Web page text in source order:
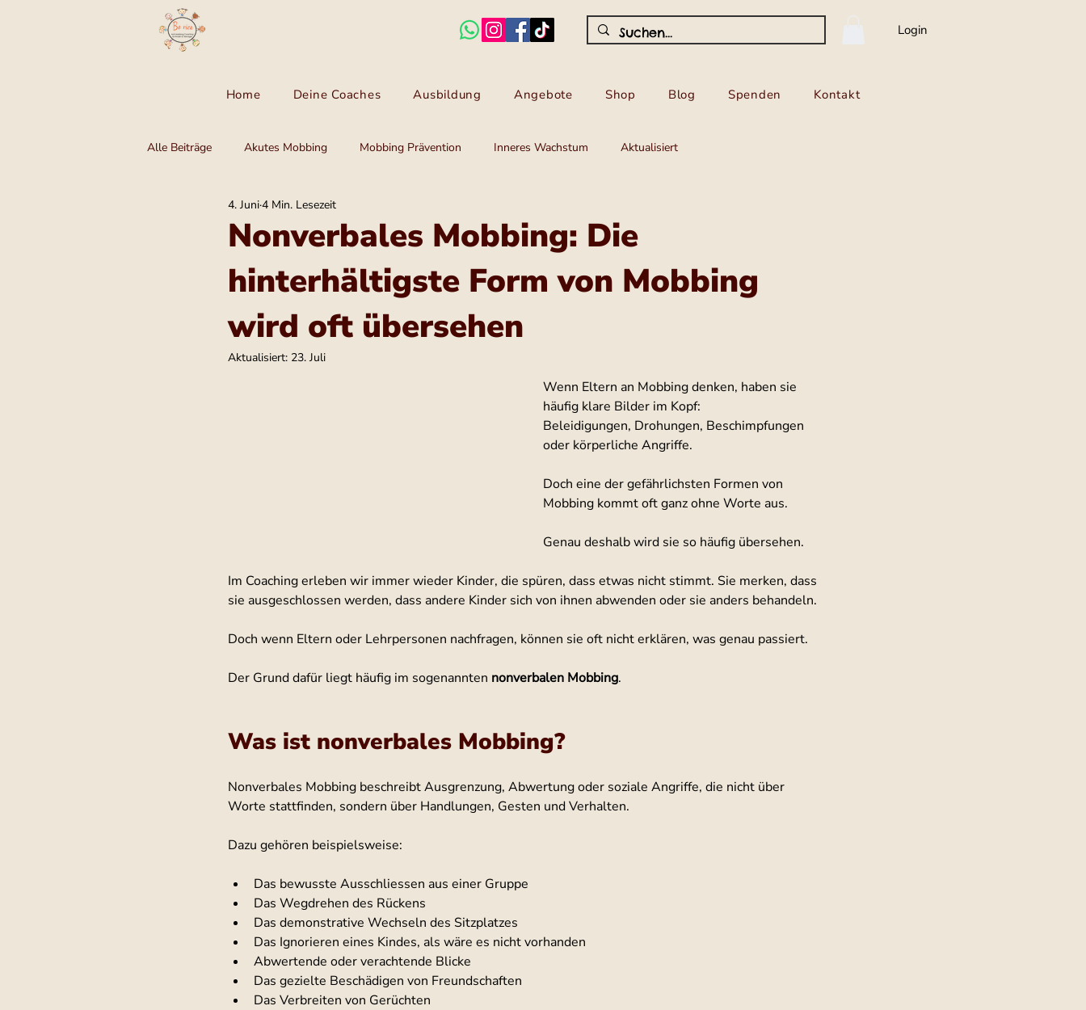
Login
Home Deine Coaches Ausbildung Angebote Shop Blog Spenden Kontakt
Alle Beiträge Akutes Mobbing Mobbing Prävention Inneres Wachstum Aktualisiert
Nonverbales Mobbing: Die
hinterhältigste Form von Mobbing
wird oft übersehen
4. Juni4 Min. Lesezeit
Aktualisiert: 23. Juli
Wenn Eltern an Mobbing denken, haben sie
häufig klare Bilder im Kopf:
Beleidigungen, Drohungen, Beschimpfungen
oder körperliche Angriffe.
Doch eine der gefährlichsten Formen von
Mobbing kommt oft ganz ohne Worte aus.
Genau deshalb wird sie so häufig übersehen.
Im Coaching erleben wir immer wieder Kinder, die spüren, dass etwas nicht stimmt. Sie merken, dass
sie ausgeschlossen werden, dass andere Kinder sich von ihnen abwenden oder sie anders behandeln.
Doch wenn Eltern oder Lehrpersonen nachfragen, können sie oft nicht erklären, was genau passiert.
Der Grund dafür liegt häufig im sogenannten nonverbalen Mobbing.
Was ist nonverbales Mobbing?
Nonverbales Mobbing beschreibt Ausgrenzung, Abwertung oder soziale Angriffe, die nicht über
Worte stattfinden, sondern über Handlungen, Gesten und Verhalten.
Dazu gehören beispielsweise:
Das bewusste Ausschliessen aus einer Gruppe
Das Wegdrehen des Rückens
Das demonstrative Wechseln des Sitzplatzes
Das Ignorieren eines Kindes, als wäre es nicht vorhanden
Abwertende oder verachtende Blicke
Das gezielte Beschädigen von Freundschaften
Das Verbreiten von Gerüchten